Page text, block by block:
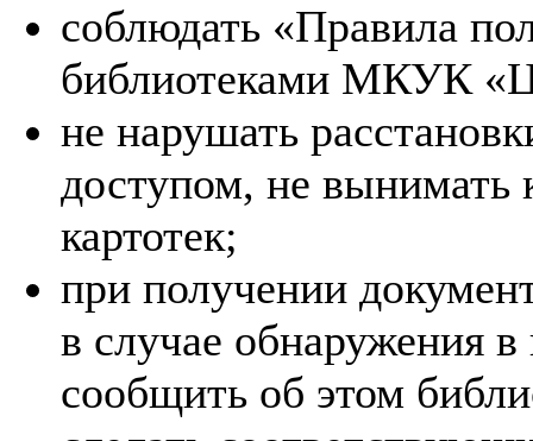
соблюдать «Правила
библиотеками МКУК
не нарушать
доступом, не вынимать
картотек;
при получении
в случае обнаружения
сообщить об этом